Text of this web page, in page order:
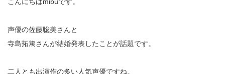
声優の佐藤聡美さんと
寺島拓篤さんが結婚発表したことが話題です。
二人とも出演作の多い人気声優ですね。